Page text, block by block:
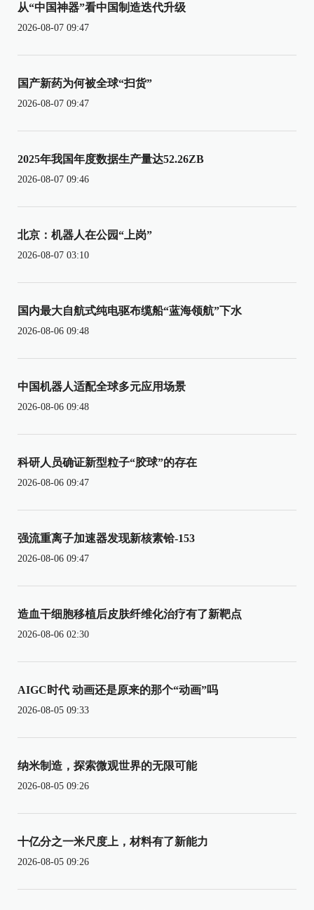
从“中国神器”看中国制造迭代升级
2026-08-07 09:47
国产新药为何被全球“扫货”
2026-08-07 09:47
2025年我国年度数据生产量达52.26ZB
2026-08-07 09:46
北京：机器人在公园“上岗”
2026-08-07 03:10
国内最大自航式纯电驱布缆船“蓝海领航”下水
2026-08-06 09:48
中国机器人适配全球多元应用场景
2026-08-06 09:48
科研人员确证新型粒子“胶球”的存在
2026-08-06 09:47
强流重离子加速器发现新核素铪-153
2026-08-06 09:47
造血干细胞移植后皮肤纤维化治疗有了新靶点
2026-08-06 02:30
AIGC时代 动画还是原来的那个“动画”吗
2026-08-05 09:33
纳米制造，探索微观世界的无限可能
2026-08-05 09:26
十亿分之一米尺度上，材料有了新能力
2026-08-05 09:26